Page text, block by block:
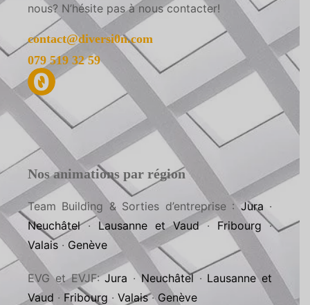
nous? N’hésite pas à nous contacter!
contact@diversi0n.com
079 519 32 59
Nos animations par région
Team Building & Sorties d’entreprise :Jura ·
Neuchâtel· Lausanne et Vaud· Fribourg ·
Valais · Genève
EVG et EVJF:Jura ·Neuchâtel· Lausanne et
Vaud · Fribourg · Valais· Genève